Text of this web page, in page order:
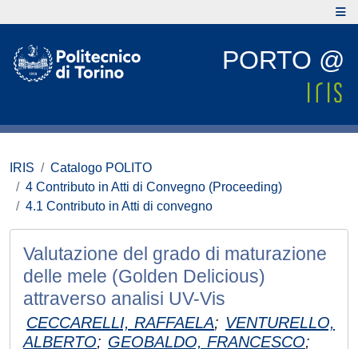
PORTO @
IRIS
Catalogo POLITO
4 Contributo in Atti di Convegno (Proceeding)
4.1 Contributo in Atti di convegno
Valutazione del grado di maturazione
delle mele (Golden Delicious)
attraverso analisi UV-Vis
CECCARELLI, RAFFAELA; VENTURELLO,
ALBERTO; GEOBALDO, FRANCESCO;